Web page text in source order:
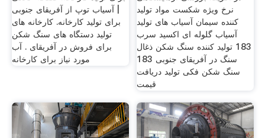
| آسیاب توپ از آفریقای جنوبی
برای تولید کارخانه. کارخانه های
تولید دستگاه های سنگ شکن
برای فروش در آفریقای . آب
مورد نیاز برای کارخانه
نرخ ویژه شکست مواد تولید
کننده سیمان آسیاب های تولید
آسیاب گلوله ای اکسید سرب
183 تولید کننده سنگ شکن ذغال
سنگ در آفریقای جنوبی 183
سنگ شکن فکی تولید دریافت
قیمت